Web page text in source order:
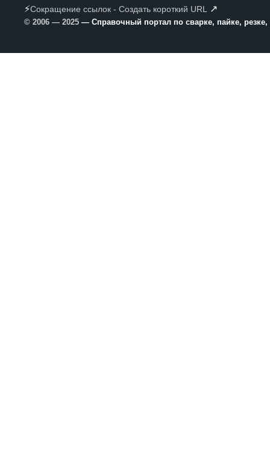
⚡Сокращение ссылок - Создать короткий URL ↗
© 2006 — 2025 — Справочный портал по сварке, пайке,